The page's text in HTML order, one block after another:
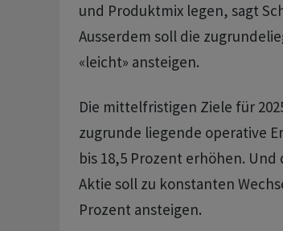
und Produktmix legen, sagt
Ausserdem soll die
«leicht» ansteigen.
Die mittelfristigen Ziele für
zugrunde liegende operative
bis 18,5 Prozent erhöhen.
Aktie soll zu konstanten
Prozent ansteigen.